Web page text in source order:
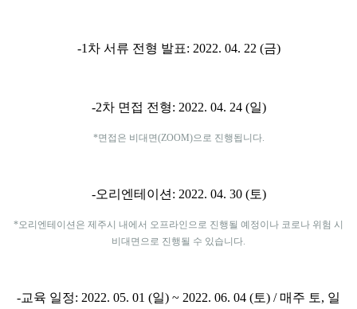
-1차 서류 전형 발표: 2022. 04. 22 (금)
-2차 면접 전형: 2022. 04. 24 (일)
*면접은 비대면(ZOOM)으로 진행됩니다.
-오리엔테이션: 2022. 04. 30 (토)
*오리엔테이션은 제주시 내에서 오프라인으로 진행될 예정이나 코로나 위험 시
비대면으로 진행될 수 있습니다.
-교육 일정: 2022. 05. 01 (일) ~ 2022. 06. 04 (토) / 매주 토, 일